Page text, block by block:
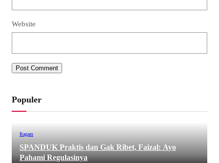
Website
Populer
Ragam
SPANDUK Praktis dan Gak Ribet, Faizal: Ayo
Pahami Regulasinya